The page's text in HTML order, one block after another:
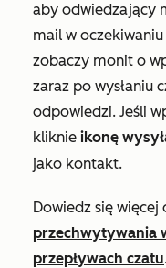
aby odwiedzający
mail w
zobaczy monit o
zaraz po wysłaniu
odpowiedzi. Jeśli
kliknie ikonę
jako kontakt.
Dowiedz się więcej
przechwytywania
przepływach czatu